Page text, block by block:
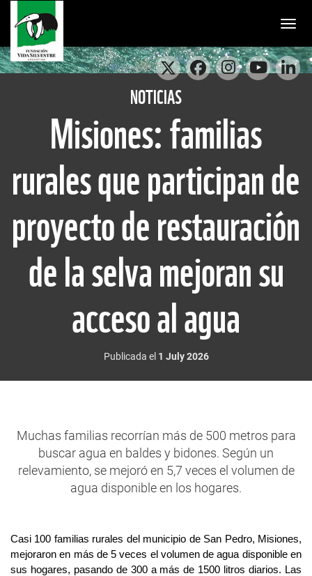
NOTICIAS
Misiones: familias
rurales que participan de
proyecto de restauración
de la selva mejoran su
acceso al agua
Publicada el 1 July 2026
Muchas familias recorrían más de 500 metros para
buscar agua en baldes y bidones. Según un
relevamiento, se mejoró en 5,7 veces el volumen de
agua disponible en los hogares.
Casi 100 familias rurales del municipio de San Pedro, Misiones,
mejoraron en más de 5 veces el volumen de agua disponible en
sus hogares, pasando de 300 a más de 1500 litros diarios. Las